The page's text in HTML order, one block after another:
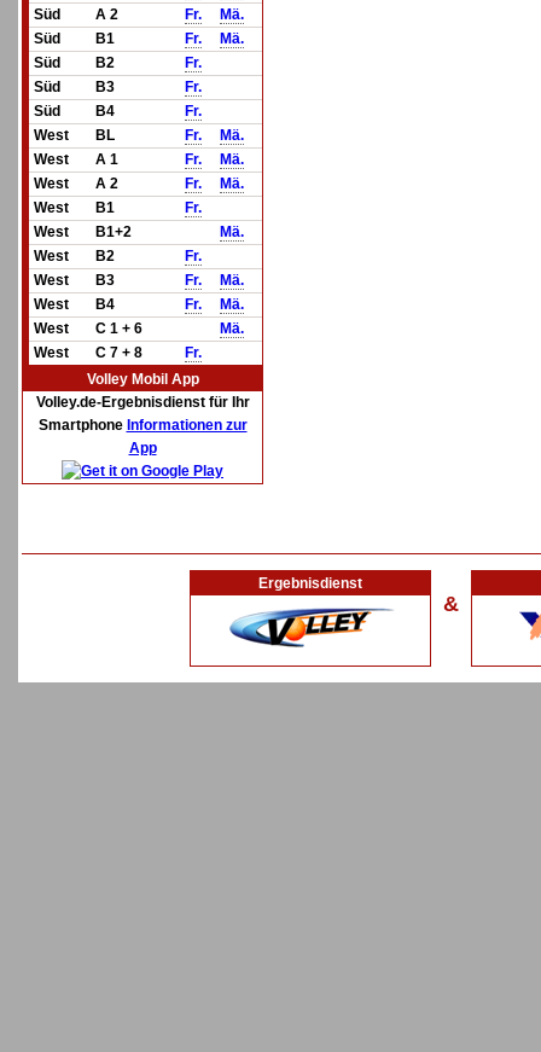
Süd
A 2 Fr.
Mä.
Süd
B1 Fr.
Mä.
Süd
B2
Fr.
Süd
B3
Fr.
Süd
B4
Fr.
West
BL Fr.
Mä.
West
A 1 Fr.
Mä.
West
A 2 Fr.
Mä.
West
B1
Fr.
West
B1+2
Mä.
West
B2
Fr.
West
B3 Fr.
Mä.
West
B4 Fr.
Mä.
West
C 1 + 6
Mä.
West
C 7 + 8
Fr.
Volley Mobil App
Volley.de-Ergebnisdienst für Ihr
Smartphone Informationen zur
App
Ergebnisdienst
&